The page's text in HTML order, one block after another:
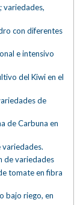
variedades,
con diferentes
e intensivo
del Kiwi en el
de
de Carbuna en
de variedades
tomate en fibra
bajo riego, en